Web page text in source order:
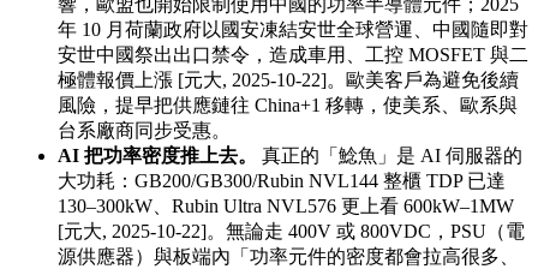
響，歐盟也開始限制使用中國的功率半導體元件；2025
年 10 月荷蘭政府以國安凍結安世全球營運、中國隨即對
安世中國祭出出口禁令，造成車用、工控 MOSFET 與二
極體報價上漲 [元大, 2025-10-22]。歐美客戶為避免後續
風險，提早把供應鏈往 China+1 移轉，使美系、歐系與
台系廠商同步受惠。
AI 把功率密度推上去。
真正的「鯰魚」是 AI 伺服器的
大功耗：GB200/GB300/Rubin NVL144 整櫃 TDP 已達
130–300kW、Rubin Ultra NVL576 更上看 600kW–1MW
[元大, 2025-10-22]。無論走 400V 或 800VDC，PSU（電
源供應器）與板端內「功率元件的密度都會拉高很多、